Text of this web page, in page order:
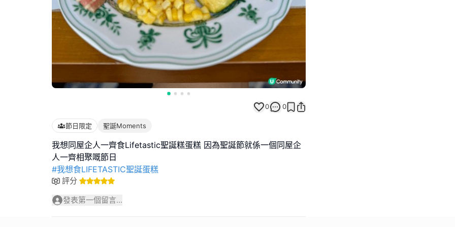
0 0
節日限定 聖誕Moments
我想同屋企人一齊食Lifetastic聖誕糕蛋糕 因為聖誕節就係一個同屋企
#我想食LIFETASTIC聖誕蛋糕
評分
發表第一個留言...